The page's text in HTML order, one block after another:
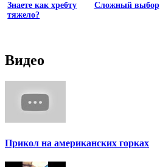
Знаете как хребту
тяжело?
Сложный выбор
Видео
Прикол на американских горках